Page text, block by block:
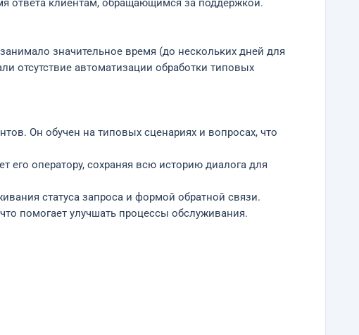
ответа клиентам, обращающимся за поддержкой.
значительное время (до нескольких дней для
отсутствие автоматизации обработки типовых
Он обучен на типовых сценариях и вопросах, что
его оператору, сохраняя всю историю диалога для
статуса запроса и формой обратной связи.
помогает улучшать процессы обслуживания.